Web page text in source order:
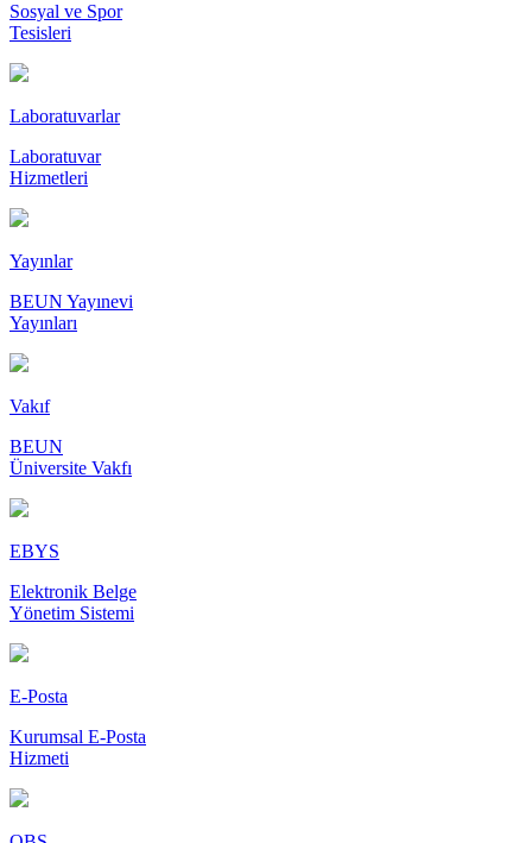
Sosyal ve Spor
Tesisleri
Laboratuvarlar
Laboratuvar
Hizmetleri
Yayınlar
BEUN Yayınevi
Yayınları
Vakıf
BEUN
Üniversite Vakfı
EBYS
Elektronik Belge
Yönetim Sistemi
E-Posta
Kurumsal E-Posta
Hizmeti